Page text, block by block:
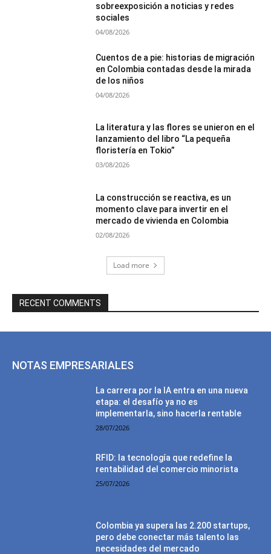
sobreexposición a noticias y redes
sociales
04/08/2026
Cuentos de a pie: historias de migración
en Colombia contadas desde la mirada
de los niños
04/08/2026
La literatura y las flores se unieron en el
lanzamiento del libro “La pequeña
floristería en Tokio”
03/08/2026
La construcción se reactiva, es un
momento clave para invertir en el
mercado de vivienda en Colombia
02/08/2026
Load more
RECENT COMMENTS
NOTAS EMPRESARIALES
La carrera por la IA entra en una nueva
etapa: el desafío ya no es
implementarla, sino hacerla rentable
28/07/2026
RFID: la tecnología que redefine la
rentabilidad del comercio minorista
25/07/2026
Colombia ya supera las 2.200 startups,
pero debe conectar más talento las
necesidades del mercado